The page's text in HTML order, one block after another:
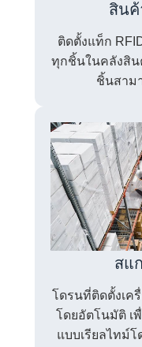
สินค้
ติดตั้งแท็ก
ทุกชิ้นในคลังสิน
ชิ้นสาม
สแ
โดรนที่ติดตั้งเค
โดยอัตโนมัติ เ
แบบเรียลไทม์